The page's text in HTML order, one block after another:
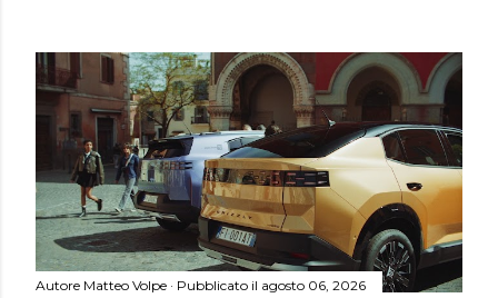
Autore Matteo Volpe Pubblicato il agosto 06, 2026